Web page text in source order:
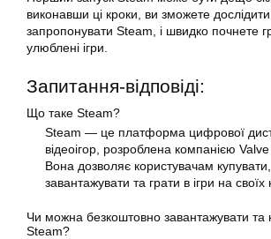
виконавши ці кроки, ви зможете
запропонувати Steam, і швидко почнете
улюблені ігри.
Запитання-відповіді:
Що таке Steam?
Steam — це платформа цифрової
відеоігор, розроблена компанією
Вона дозволяє користувачам купувати,
завантажувати та грати в ігри на своїх
Чи можна безкоштовно завантажувати та
Steam?